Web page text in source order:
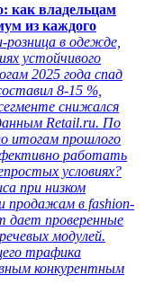
как владельцам
из каждого
розница в одежде,
устойчивого
2025 года спад
8-15 %,
снижался
Retail.ru. По
итогам прошлого
работать
условиях?
при низком
продажам в fashion-
дает проверенные
модулей.
трафика
конкурентным